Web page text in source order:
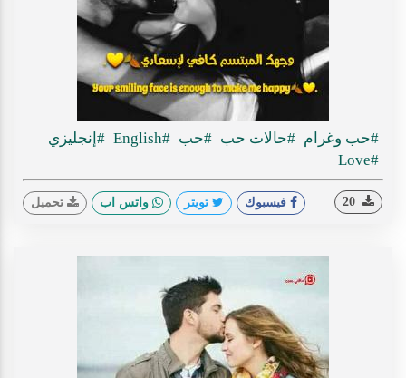
#حب وغرام #حالات حب #حب #English
#إنجليزي
#Love
فيسبوك تويتر واتس اب تحميل